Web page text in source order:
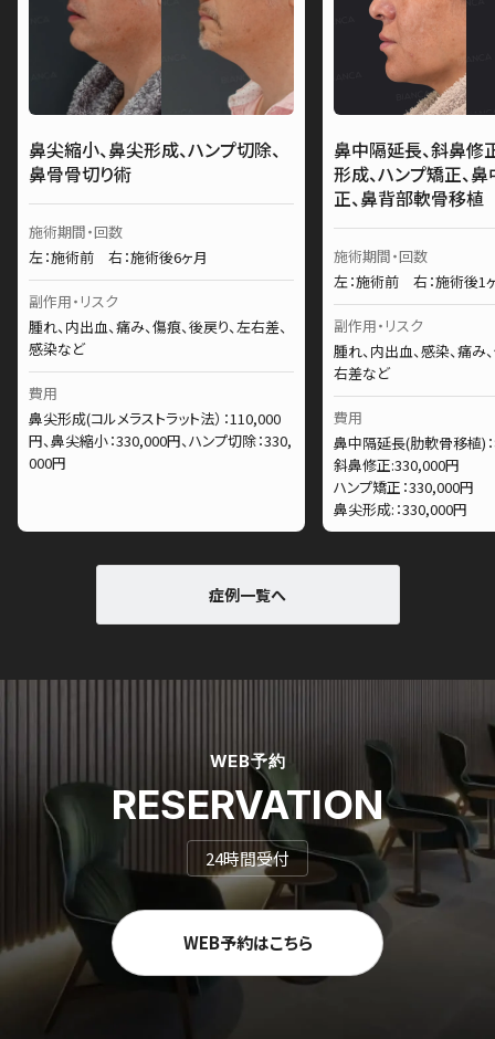
鼻尖縮小、鼻尖形成、ハンプ切除、
鼻骨骨切り術
施術期間・回数
左：施術前 右：施術後6ヶ月
副作用・リスク
腫れ、内出血、痛み、傷痕、後戻り、左右差、
感染など
費用
鼻尖形成(コルメラストラット法）：110,000
円、鼻尖縮小：330,000円、ハンプ切除：330,
000円
鼻中隔延長、斜鼻修
形成、ハンプ矯正、
正、鼻背部軟骨移植
施術期間・回数
左：施術前 右：施術後1
副作用・リスク
腫れ、内出血、感染、痛み
右差など
費用
鼻中隔延長(肋軟骨移植)
斜鼻修正:330,000円
ハンプ矯正：330,000円
鼻尖形成:：330,000円
症例一覧へ
WEB予約
RESERVATION
24時間受付
WEB予約はこちら